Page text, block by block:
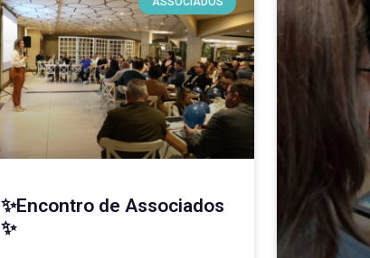
✨Encontro de Associados
✨